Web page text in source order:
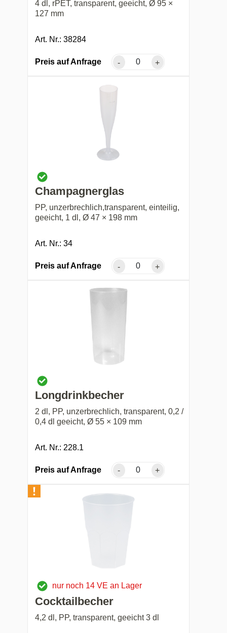
4 dl, rPET, transparent, geeicht, Ø 95 ×
127 mm
Art. Nr.: 38284
Preis auf Anfrage - +
Champagnerglas
PP, unzerbrechlich,transparent, einteilig,
geeicht, 1 dl, Ø 47 × 198 mm
Art. Nr.: 34
Preis auf Anfrage - +
Longdrinkbecher
2 dl, PP, unzerbrechlich, transparent, 0,2 /
0,4 dl geeicht, Ø 55 × 109 mm
Art. Nr.: 228.1
Preis auf Anfrage - +
nur noch 14 VE an Lager
Cocktailbecher
4,2 dl, PP, transparent, geeicht 3 dl